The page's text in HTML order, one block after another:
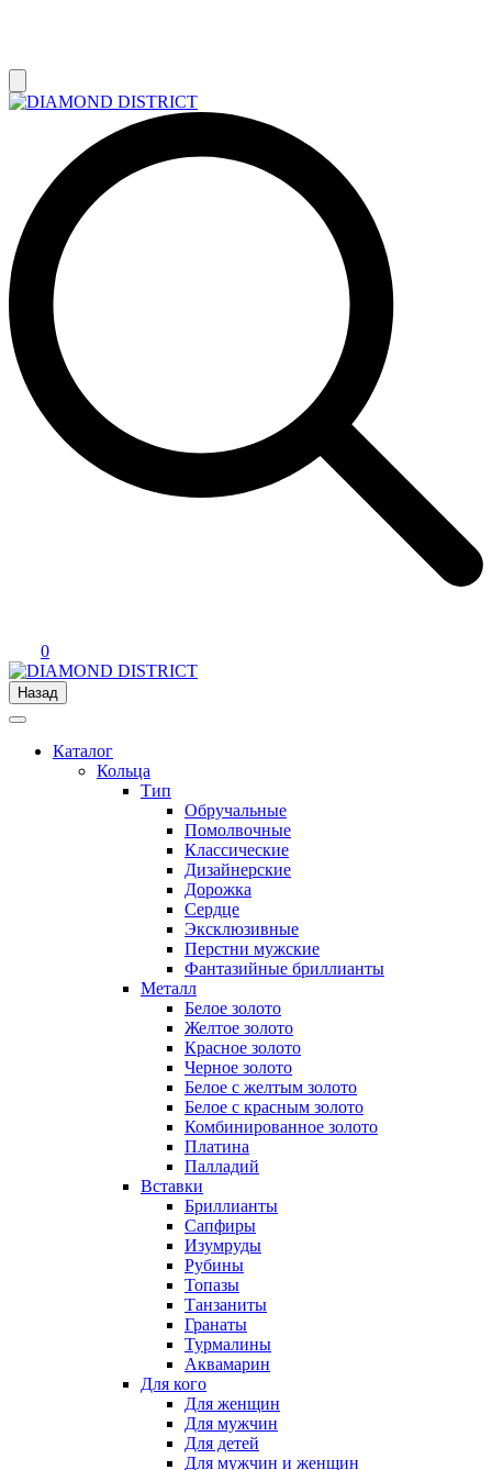
0
Назад
Каталог
Кольца
Тип
Обручальные
Помолвочные
Классические
Дизайнерские
Дорожка
Сердце
Эксклюзивные
Перстни мужские
Фантазийные бриллианты
Металл
Белое золото
Желтое золото
Красное золото
Черное золото
Белое с желтым золото
Белое с красным золото
Комбинированное золото
Платина
Палладий
Вставки
Бриллианты
Сапфиры
Изумруды
Рубины
Топазы
Танзаниты
Гранаты
Турмалины
Аквамарин
Для кого
Для женщин
Для мужчин
Для детей
Для мужчин и женщин